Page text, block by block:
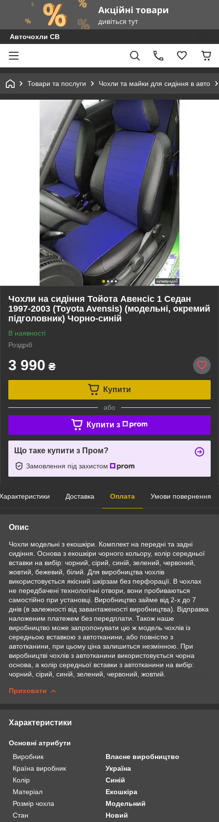
Авточохли СВ
Товари та послуги Чохли та майки для сидіння в авто
Чохли на сидіння Тойота Авенсіс 1 Седан
1997-2003 (Toyota Avensis) (модельні, окремий
підголовник) Чорно-синій
В наявності
Роздріб
3 990 ₴
Купити
або
Купити з
Що таке купити з Пром?
Замовлення під захистом
Доставка Оплата Умови повернення
Опис
Чохли модельні з екошкіри. Комплект на передні та задні
сидіння. Основа з екошкіри чорного кольору, колір середньої
вставки на вибір: чорний, сірий, синій, зелений, червоний,
жовтий, бежевий, білий. Для виробництва чохлів
використовується якісний шкірзам без перфорації. В чохлах
не передбачені технологічні отвори, вони пробиваються
самостійно при установці. Виробництво займе від 2-х до 7
днів (в залежності від завантаженості виробництва). Відправка
наложеним платежем без передплати. Також наше
виробництво може запропонувати цю ж модель чохлів із
середньою вставкою з автотканини, або повністю з
автотканини, при цьому ціна залишиться незмінною. При
виробництві чохлів з автотканини використовується чорна
основа, а колір середньої вставки з автотканини на вибір:
чорний, сірий, синій, зелений, червоний, жовтий.
Приховати
Характеристики
Основні атрибути
Виробник
Власне виробництво
Країна виробник
Україна
Колір
Синій
Матеріал
Екошкіра
Розмір чохла
Модельний
Стан
Новий